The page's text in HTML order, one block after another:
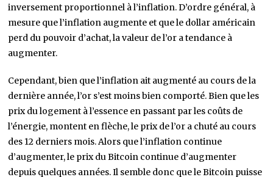
inversement proportionnel à l’inflation. D’ordre général, à
mesure que l’inflation augmente et que le dollar américain
perd du pouvoir d’achat, la valeur de l’or a tendance à
augmenter.
Cependant, bien que l’inflation ait augmenté au cours de la
dernière année, l’or s’est moins bien comporté. Bien que les
prix du logement à l’essence en passant par les coûts de
l’énergie, montent en flèche, le prix de l’or a chuté au cours
des 12 derniers mois. Alors que l’inflation continue
d’augmenter, le prix du Bitcoin continue d’augmenter
depuis quelques années. Il semble donc que le Bitcoin puisse